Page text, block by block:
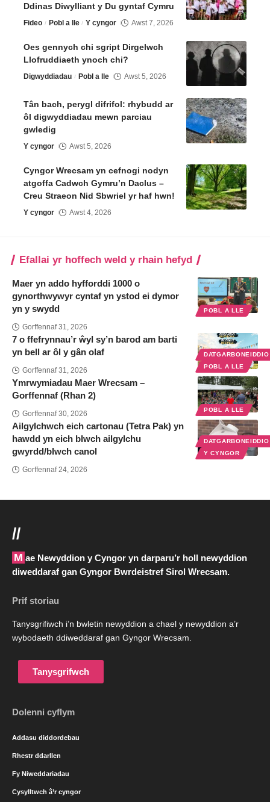
Ddinas Diwylliant y Du gyntaf Cymru
Fideo Pobl a lle Y cyngor Awst 7, 2026
Oes gennych chi sgript Dirgelwch
Llofruddiaeth ynoch chi?
Digwyddiadau Pobl a lle Awst 5, 2026
Tân bach, perygl difrifol: rhybudd ar
ôl digwyddiadau mewn parciau
gwledig
Y cyngor Awst 5, 2026
Cyngor Wrecsam yn cefnogi nodyn
atgoffa Cadwch Gymru’n Daclus –
Creu Straeon Nid Sbwriel yr haf hwn!
Y cyngor Awst 4, 2026
Efallai yr hoffech weld y rhain hefyd
POBL A LLE
Maer yn addo hyfforddi 1000 o
gynorthwywyr cyntaf yn ystod ei dymor
yn y swydd
Gorffennaf 31, 2026
POBL A LLE
7 o ffefrynnau’r ŵyl sy’n barod am barti
yn bell ar ôl y gân olaf
Gorffennaf 31, 2026
POBL A LLE
Ymrwymiadau Maer Wrecsam –
Gorffennaf (Rhan 2)
Gorffennaf 30, 2026
Y CYNGOR
Ailgylchwch eich cartonau (Tetra Pak) yn
hawdd yn eich blwch ailgylchu
gwyrdd/blwch canol
Gorffennaf 24, 2026
//
Mae Newyddion y Cyngor yn darparu’r holl newyddion
diweddaraf gan Gyngor Bwrdeistref Sirol Wrecsam.
Prif storiau
Tanysgrifiwch i’n bwletin newyddion a chael y newyddion a’r
wybodaeth ddiweddaraf gan Gyngor Wrecsam.
Tanysgrifwch
Dolenni cyflym
Addasu diddordebau
Rhestr ddarllen
Fy Niweddariadau
Cysylltwch â’r cyngor